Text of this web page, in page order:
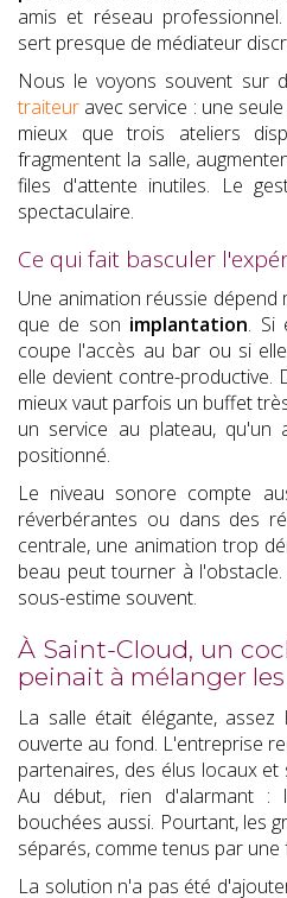
amis et réseau
sert presque de médiateur
Nous le voyons souvent sur
traiteur avec service : une
mieux que trois ateliers
fragmentent la salle,
files d'attente inutiles. Le
spectaculaire.
Ce qui fait basculer
Une animation réussie dépend
que de son implantation. Si
coupe l'accès au bar ou si
elle devient contre-productive.
mieux vaut parfois un buffet
un service au plateau, qu'un
positionné.
Le niveau sonore compte
réverbérantes ou dans des
centrale, une animation trop
beau peut tourner à
sous-estime souvent.
À Saint-Cloud, un
peinait à mélanger
La salle était élégante,
ouverte au fond. L'entreprise
partenaires, des élus locaux
Au début, rien d'alarmant :
bouchées aussi. Pourtant, les
séparés, comme tenus par une
La solution n'a pas été